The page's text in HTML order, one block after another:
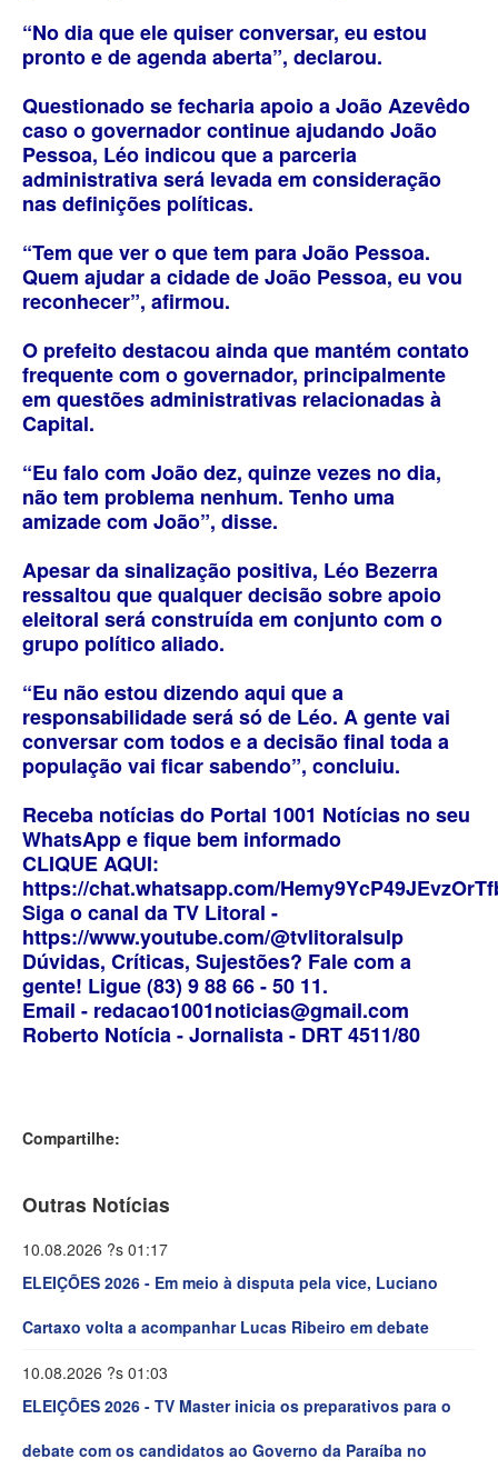
“No dia que ele quiser conversar, eu estou
pronto e de agenda aberta”, declarou.
Questionado se fecharia apoio a João Azevêdo
caso o governador continue ajudando João
Pessoa, Léo indicou que a parceria
administrativa será levada em consideração
nas definições políticas.
“Tem que ver o que tem para João Pessoa.
Quem ajudar a cidade de João Pessoa, eu vou
reconhecer”, afirmou.
O prefeito destacou ainda que mantém contato
frequente com o governador, principalmente
em questões administrativas relacionadas à
Capital.
“Eu falo com João dez, quinze vezes no dia,
não tem problema nenhum. Tenho uma
amizade com João”, disse.
Apesar da sinalização positiva, Léo Bezerra
ressaltou que qualquer decisão sobre apoio
eleitoral será construída em conjunto com o
grupo político aliado.
“Eu não estou dizendo aqui que a
responsabilidade será só de Léo. A gente vai
conversar com todos e a decisão final toda a
população vai ficar sabendo”, concluiu.
Receba notícias do Portal 1001 Notícias no seu
WhatsApp e fique bem informado
CLIQUE AQUI:
https://chat.whatsapp.com/
Siga o canal da TV Litoral -
https://www.youtube.com/@tvlitoralsulp
Dúvidas, Críticas, Sujestões? Fale com a
gente! Ligue (83) 9 88 66 - 50 11.
Email - redacao1001noticias@gmail.com
Roberto Notícia - Jornalista - DRT 4511/80
Compartilhe:
Outras Notícias
10.08.2026 ?s 01:17
ELEIÇÕES 2026 - Em meio à disputa pela vice, Luciano
Cartaxo volta a acompanhar Lucas Ribeiro em debate
10.08.2026 ?s 01:03
ELEIÇÕES 2026 - TV Master inicia os preparativos para o
debate com os candidatos ao Governo da Paraíba no